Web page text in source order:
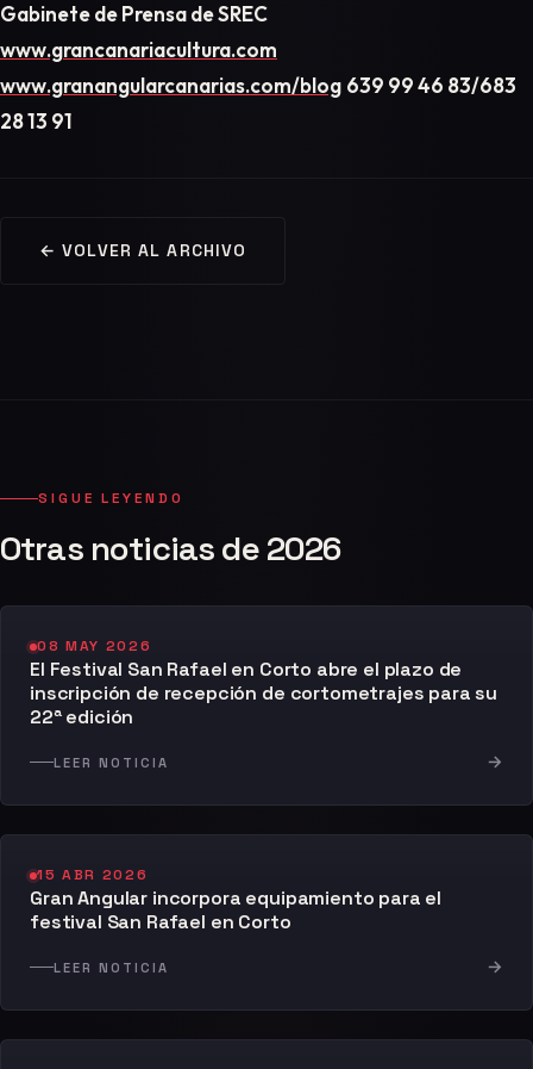
Gabinete de Prensa de SREC
www.grancanariacultura.com
www.granangularcanarias.com/blog 639 99 46 83/683
28 13 91
← VOLVER AL ARCHIVO
SIGUE LEYENDO
Otras noticias de 2026
08 MAY 2026
El Festival San Rafael en Corto abre el plazo de
inscripción de recepción de cortometrajes para su
22ª edición
LEER NOTICIA →
15 ABR 2026
Gran Angular incorpora equipamiento para el
festival San Rafael en Corto
LEER NOTICIA →